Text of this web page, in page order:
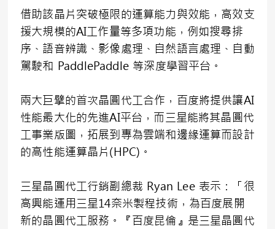
借助該晶片突破極限的運算能力與效能，高效支
援大規模的AI工作量等多項功能，例如搜尋排
序、語音辨識、影像處理、自然語言處理、自動
駕駛和 PaddlePaddle 等深度學習平台。
兩大巨擘的首次晶圓代工合作，百度將提供讓AI
性能最大化的先進AI平台，而三星能將其晶圓代
工事業版圖，拓展到專為雲端和邊緣運算而設計
的高性能運算晶片(HPC)。
三星晶圓代工行銷副總裁 Ryan Lee 表示：「很
高興能運用三星14奈米製程技術，為百度展開
新的晶圓代工服務。『百度昆倫』是三星晶圓代